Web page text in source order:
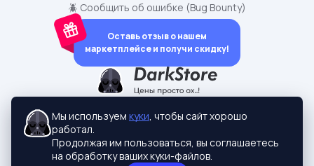
dark.shopping - Маркетплейс аккаунтов
2015-2026 © dark.shopping
Актуальные адреса:
🪲 Сообщить об ошибке (Bug Bounty)
Оставь отзыв о нашем
маркетплейсе и получи скидку!
Мы используем куки, чтобы сайт хорошо
работал.
Продолжая им пользоваться, вы соглашаетесь
на обработку ваших куки-файлов.